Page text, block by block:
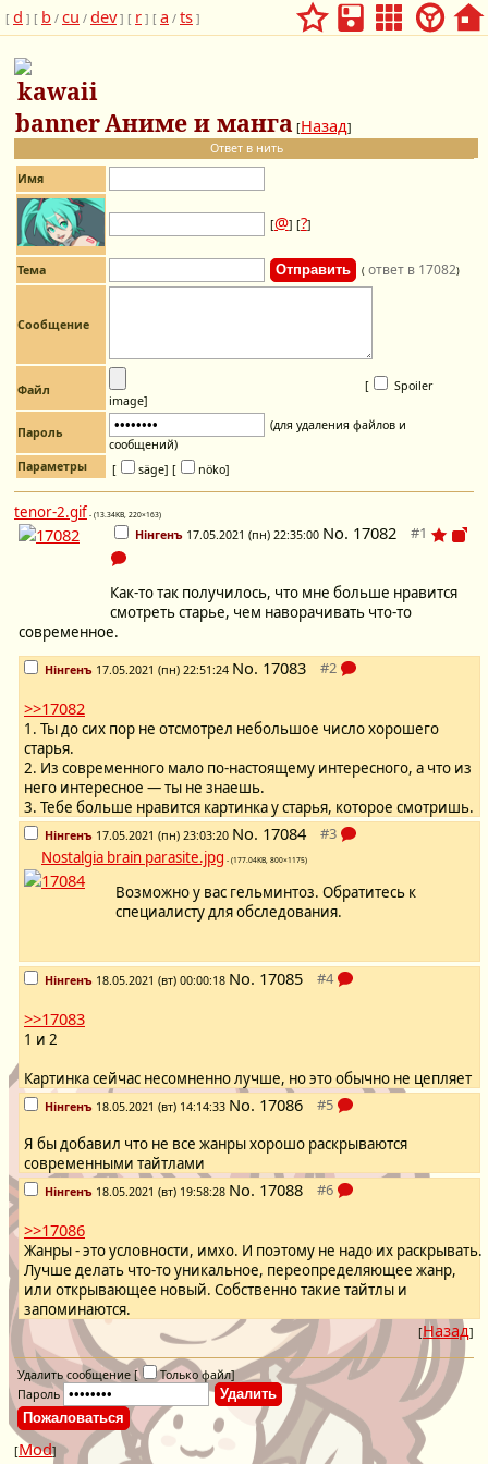
[ d ] [ b / cu / dev] [ r ] [ a / ts ]
Аниме и манга [Назад]
Ответ в нить
Имя
[@] [?]
Тема (ответ в 17082)
Сообщение
Файл [
Spoiler
image]
Пароль
(для удаления файлов и
сообщений)
Параметры
[ säge] [ nöko]
tenor-2.gif - (13.34KB, 220×163)
Нінгенъ 17.05.2021 (пн) 22:35:00 No. 17082
Как-то так получилось, что мне больше нравится
смотреть старье, чем наворачивать что-то
современное.
Нінгенъ 17.05.2021 (пн) 22:51:24 No. 17083
>>17082
1. Ты до сих пор не отсмотрел небольшое число хорошего
старья.
2. Из современного мало по-настоящему интересного, а что из
него интересное — ты не знаешь.
3. Тебе больше нравится картинка у старья, которое смотришь.
Нінгенъ 17.05.2021 (пн) 23:03:20 No. 17084
Nostalgia brain parasite.jpg - (177.04KB, 800×1175)
Возможно у вас гельминтоз. Обратитесь к
специалисту для обследования.
Нінгенъ 18.05.2021 (вт) 00:00:18 No. 17085
>>17083
1 и 2
Картинка сейчас несомненно лучше, но это обычно не цепляет
Нінгенъ 18.05.2021 (вт) 14:14:33 No. 17086
Я бы добавил что не все жанры хорошо раскрываются
современными тайтлами
Нінгенъ 18.05.2021 (вт) 19:58:28 No. 17088
>>17086
Жанры - это условности, имхо. И поэтому не надо их раскрывать.
Лучше делать что-то уникальное, переопределяющее жанр,
или открывающее новый. Собственно такие тайтлы и
запоминаются.
[Назад]
Удалить сообщение [ Только файл]
Пароль
[Mod]